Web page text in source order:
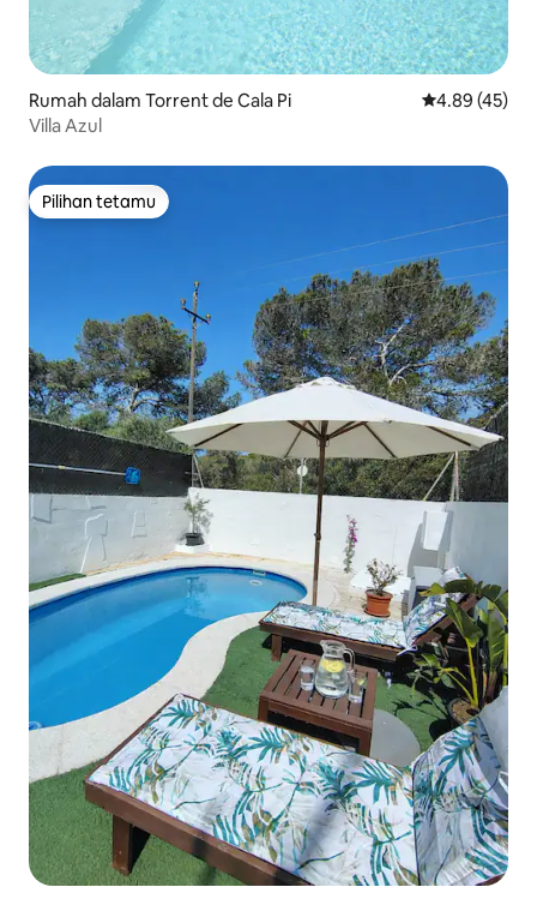
Rumah dalam Torrent de Cala Pi Penarafan
4.89 (45)
Villa Azul
Pilihan tetamu
Pilihan tetamu